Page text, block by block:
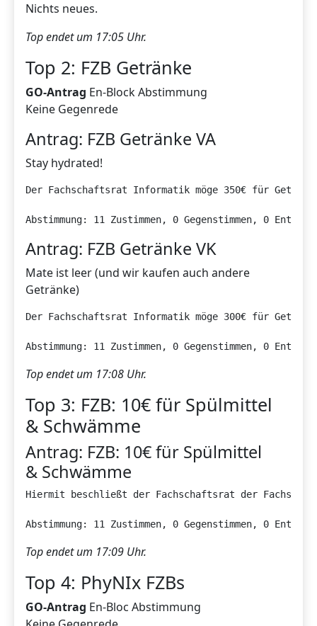
Nichts neues.
Top endet um 17:05 Uhr.
Top 2: FZB Getränke
GO-Antrag En-Block Abstimmung
Keine Gegenrede
Antrag: FZB Getränke VA
Stay hydrated!
Der Fachschaftsrat Informatik möge 350€ für
Abstimmung: 11 Zustimmen, 0 Gegenstimmen, 0
Antrag: FZB Getränke VK
Mate ist leer (und wir kaufen auch andere
Getränke)
Der Fachschaftsrat Informatik möge 300€ für
Abstimmung: 11 Zustimmen, 0 Gegenstimmen, 0
Top endet um 17:08 Uhr.
Top 3: FZB: 10€ für Spülmittel
& Schwämme
Antrag: FZB: 10€ für Spülmittel
& Schwämme
Hiermit beschließt der Fachschaftsrat der
Abstimmung: 11 Zustimmen, 0 Gegenstimmen, 0
Top endet um 17:09 Uhr.
Top 4: PhyNIx FZBs
GO-Antrag En-Bloc Abstimmung